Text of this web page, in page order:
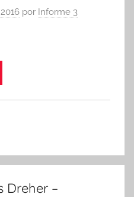
por Informe 3
Dreher –